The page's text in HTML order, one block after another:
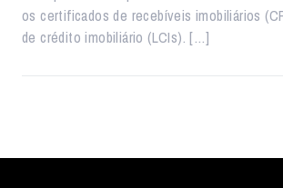
os certificados de recebíveis imobiliários
de crédito imobiliário (LCIs). […]